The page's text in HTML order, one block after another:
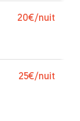
20€/nuit
25€/nuit